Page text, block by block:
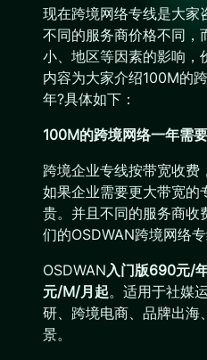
现在跨境网络专线是大家
不同的服务商价格不同，
小、地区等因素的影响，
内容为大家介绍100M的
年?具体如下：
100M的跨境网络一年需
跨境企业专线按带宽收费
如果企业需要更大带宽的
贵。并且不同的服务商收
们的OSDWAN跨境网络专
OSDWAN入门版690元/
元/M/月起。适用于社媒
研、跨境电商、品牌出海
景。